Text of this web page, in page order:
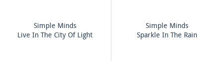
Simple Minds
Live In The City Of Light
Simple Minds
Sparkle In The Rain